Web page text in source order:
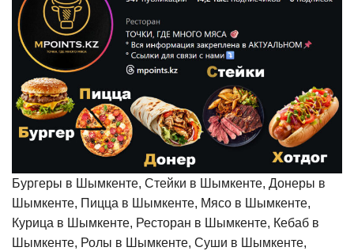
Бургеры в Шымкенте, Стейки в Шымкенте, Донеры в
Шымкенте, Пицца в Шымкенте, Мясо в Шымкенте,
Курица в Шымкенте, Ресторан в Шымкенте, Кебаб в
Шымкенте, Ролы в Шымкенте, Суши в Шымкенте,